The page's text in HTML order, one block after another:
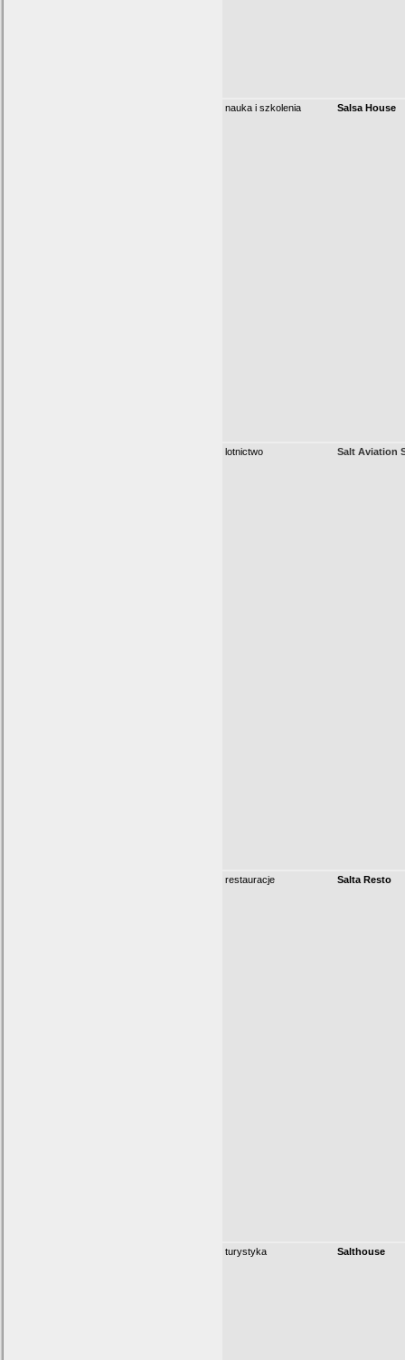
nauka i szkolenia Salsa House
lotnictwo Salt Aviation
restauracje Salta Resto
turystyka Salthouse